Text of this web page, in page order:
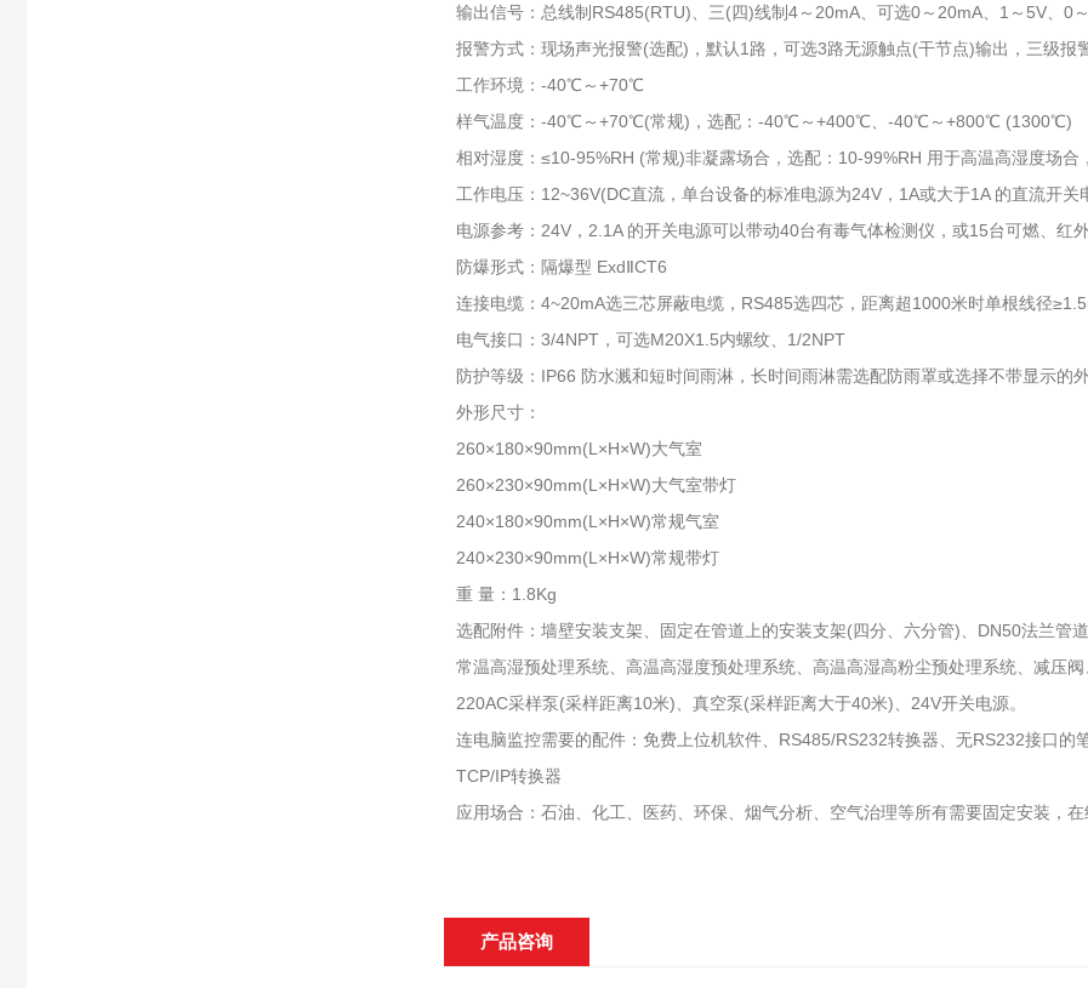
输出信号：总线制RS485(RTU)、三(四)线制4～20mA、可选0～20mA、1～5V、0
报警方式：现场声光报警(选配)，默认1路，可选3路无源触点(干节点)输出，三级报
工作环境：-40℃～+70℃
样气温度：-40℃～+70℃(常规)，选配：-40℃～+400℃、-40℃～+800℃ (1300℃)
相对湿度：≤10-95%RH (常规)非凝露场合，选配：10-99%RH 用于高温高湿度场合
工作电压：12~36V(DC直流，单台设备的标准电源为24V，1A或大于1A 的直流开关
电源参考：24V，2.1A 的开关电源可以带动40台有毒气体检测仪，或15台可燃、红
防爆形式：隔爆型 ExdⅡCT6
连接电缆：4~20mA选三芯屏蔽电缆，RS485选四芯，距离超1000米时单根线径
电气接口：3/4NPT，可选M20X1.5内螺纹、1/2NPT
防护等级：IP66 防水溅和短时间雨淋，长时间雨淋需选配防雨罩或选择不带显示的
外形尺寸：
260×180×90mm(L×H×W)大气室
260×230×90mm(L×H×W)大气室带灯
240×180×90mm(L×H×W)常规气室
240×230×90mm(L×H×W)常规带灯
重 量：1.8Kg
选配附件：墙壁安装支架、固定在管道上的安装支架(四分、六分管)、DN50法兰管
常温高湿预处理系统、高温高湿度预处理系统、高温高湿高粉尘预处理系统、减压
220AC采样泵(采样距离10米)、真空泵(采样距离大于40米)、24V开关电源。
连电脑监控需要的配件：免费上位机软件、RS485/RS232转换器、无RS232接口
TCP/IP转换器
应用场合：石油、化工、医药、环保、烟气分析、空气治理等所有需要固定安装，
产品咨询